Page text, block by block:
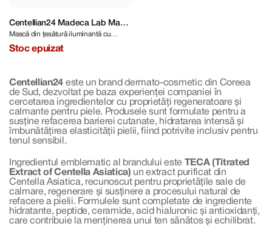
Centellian24 Madeca Lab Mask
Mela Brightening 25 ml
Mască din țesătură iluminantă cu
Niacinamidă și Centella Asiatica
Stoc epuizat
Centellian24 este un brand dermato-cosmetic din Coreea
de Sud, dezvoltat pe baza experienței companiei în
cercetarea ingredientelor cu proprietăți regeneratoare și
calmante pentru piele. Produsele sunt formulate pentru a
susține refacerea barierei cutanate, hidratarea intensă și
îmbunătățirea elasticității pielii, fiind potrivite inclusiv pentru
tenul sensibil.
Ingredientul emblematic al brandului este
TECA (Titrated
Extract of Centella Asiatica) un extract purificat din
Centella Asiatica, recunoscut pentru proprietățile sale de
calmare, regenerare și susținere a procesului natural de
refacere a pielii. Formulele sunt completate de ingrediente
hidratante, peptide, ceramide, acid hialuronic și antioxidanți,
care contribuie la menținerea unui ten sănătos și echilibrat.